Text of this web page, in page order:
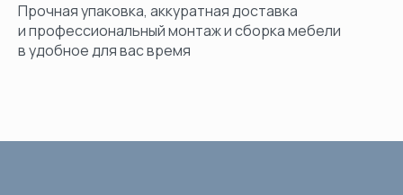
Прочная упаковка, аккуратная доставка
и профессиональный монтаж и сборка мебели
в удобное для вас время